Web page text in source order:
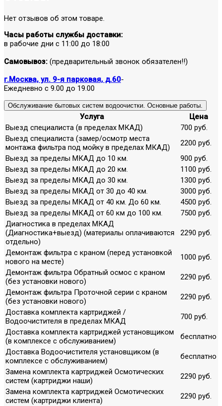
Нет отзывов об этом товаре.
Часы работы службы доставки:
в рабочие дни с 11:00 до 18:00
Самовывоз: (предварительный звонок обязателен!!)
г.Москва, ул. 9-я парковая, д.60-
Ежедневно с 9.00 до 19.00
Обслуживание бытовых систем водоочистки. Основные работы.
Услуга
Цена
Выезд специалиста (в пределах МКАД)
700 руб.
Выезд специалиста (замер/осмотр места
монтажа фильтра под мойку в пределах МКАД)
2200 руб.
Выезд за пределы МКАД до 10 км.
900 руб.
Выезд за пределы МКАД до 20 км.
1100 руб.
Выезд за пределы МКАД до 30 км.
1300 руб.
Выезд за пределы МКАД от 30 до 40 км.
3000 руб.
Выезд за пределы МКАД от 40 км. До 60 км.
4500 руб.
Выезд за пределы МКАД от 60 км до 100 км.
7500 руб.
Диагностика в пределах МКАД
(Диагностика+выезд) (материалы оплачиваются
отдельно)
2290 руб.
Демонтаж фильтра с краном (перед установкой
нового на месте)
1000 руб.
Демонтаж фильтра Обратный осмос с краном
(без установки нового)
2290 руб.
Демонтаж фильтра Проточной серии с краном
(без установки нового)
2290 руб.
Доставка комплекта картриджей /
Водоочистителя в пределах МКАД
700 руб.
Доставка комплекта картриджей установщиком
(в комплексе с обслуживанием)
бесплатно
Доставка Водоочистителя установщиком (в
комплексе с обслуживанием)
бесплатно
Замена комплекта картриджей Осмотических
систем (картриджи наши)
2290 руб.
Замена комплекта картриджей Осмотических
систем (картриджи клиента)
2290 руб.